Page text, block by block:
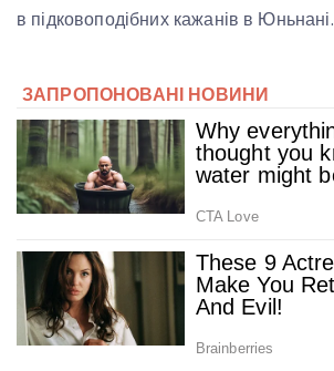
в підковоподібних кажанів в Юньнані.